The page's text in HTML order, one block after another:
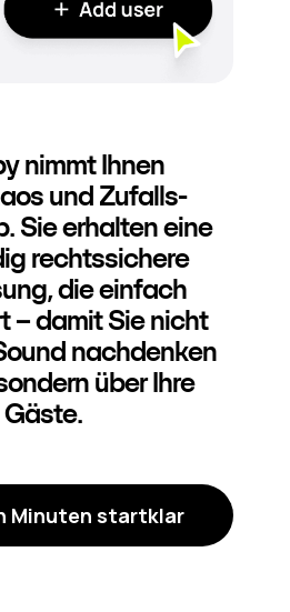
nimmt Ihnen
und Zufalls-
Sie erhalten eine
rechtssichere
die einfach
– damit Sie nicht
nachdenken
über Ihre
Gäste.
Minuten startklar